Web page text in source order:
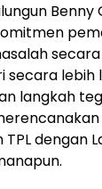
Benny
secara lebih
langkah
dengan